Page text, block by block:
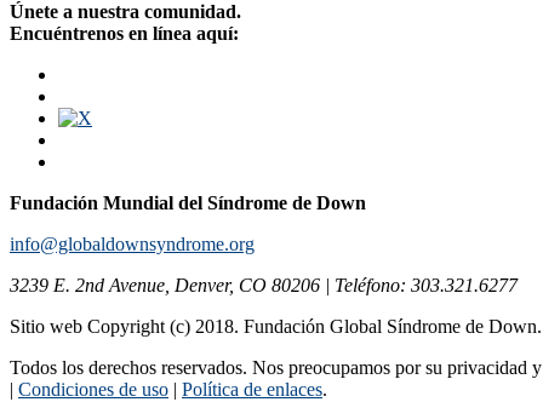
Únete a nuestra comunidad.
Encuéntrenos en línea aquí:
Fundación Mundial del Síndrome de Down
info@globaldownsyndrome.org
3239 E. 2nd Avenue, Denver, CO 80206 | Teléfono: 303.321.6277
Sitio web Copyright (c) 2018. Fundación Global Síndrome de
Todos los derechos reservados. Nos preocupamos por su
| Condiciones de uso | Política de enlaces.